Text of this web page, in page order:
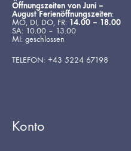
Öffnungszeiten von Juni –
August Ferienöffnungszeiten:
MO, DI, DO, FR: 14.00 – 18.00
SA: 10.00 – 13.00
MI: geschlossen
TELEFON: +43 5224 67198
Konto